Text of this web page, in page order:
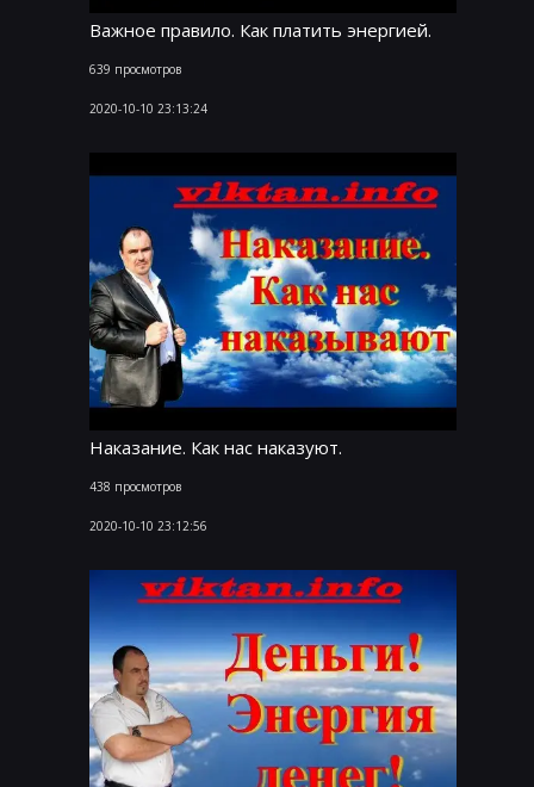
Важное правило. Как платить энергией.
639 просмотров
2020-10-10 23:13:24
Наказание. Как нас наказуют.
438 просмотров
2020-10-10 23:12:56